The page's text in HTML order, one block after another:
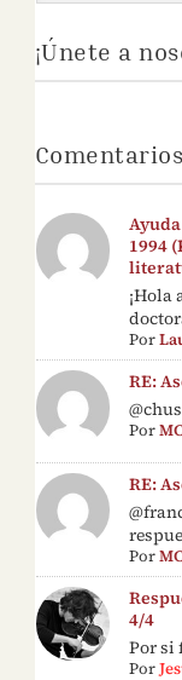
¡Únete a
1994
¡Hola
Por
RE:
Por
RE:
Por
4/4
Por si
Por